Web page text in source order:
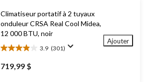
Climatiseur portatif à 2 tuyaux
onduleur CRSA Real Cool Midea,
12 000 BTU, noir
3.9 (301)
3.9
étoile(s)
sur
719,99 $
Ajouter